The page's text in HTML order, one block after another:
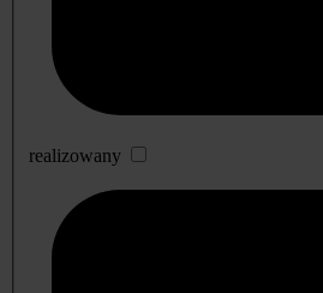
realizowany